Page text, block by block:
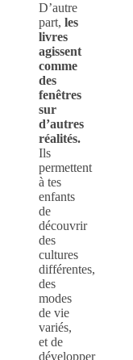
D’autre
part, les
livres
agissent
comme
des
fenêtres
sur
d’autres
réalités.
Ils
permettent
à tes
enfants
de
découvrir
des
cultures
différentes,
des
modes
de vie
variés,
et de
développer